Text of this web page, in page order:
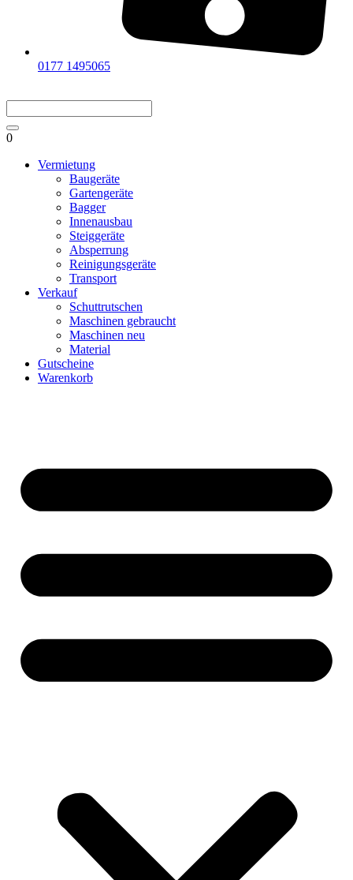
0177 1495065
0
Vermietung
Baugeräte
Gartengeräte
Bagger
Innenausbau
Steiggeräte
Absperrung
Reinigungsgeräte
Transport
Verkauf
Schuttrutschen
Maschinen gebraucht
Maschinen neu
Material
Gutscheine
Warenkorb